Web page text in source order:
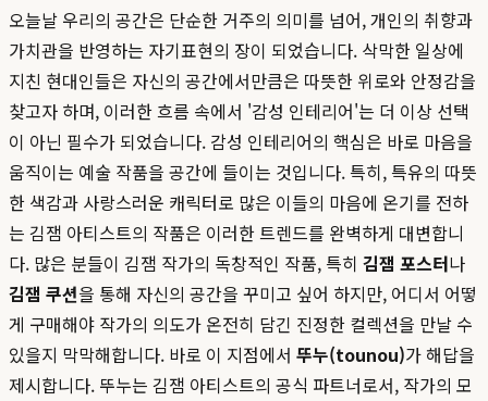
오늘날 우리의 공간은 단순한 거주의 의미를 넘어, 개인의 취향과
가치관을 반영하는 자기표현의 장이 되었습니다. 삭막한 일상에
지친 현대인들은 자신의 공간에서만큼은 따뜻한 위로와 안정감을
찾고자 하며, 이러한 흐름 속에서 '감성 인테리어'는 더 이상 선택
이 아닌 필수가 되었습니다. 감성 인테리어의 핵심은 바로 마음을
움직이는 예술 작품을 공간에 들이는 것입니다. 특히, 특유의 따뜻
한 색감과 사랑스러운 캐릭터로 많은 이들의 마음에 온기를 전하
는 김잼 아티스트의 작품은 이러한 트렌드를 완벽하게 대변합니
다. 많은 분들이 김잼 작가의 독창적인 작품, 특히 김잼 포스터나
김잼 쿠션을 통해 자신의 공간을 꾸미고 싶어 하지만, 어디서 어떻
게 구매해야 작가의 의도가 온전히 담긴 진정한 컬렉션을 만날 수
있을지 막막해합니다. 바로 이 지점에서 뚜누(tounou)가 해답을
제시합니다. 뚜누는 김잼 아티스트의 공식 파트너로서, 작가의 모